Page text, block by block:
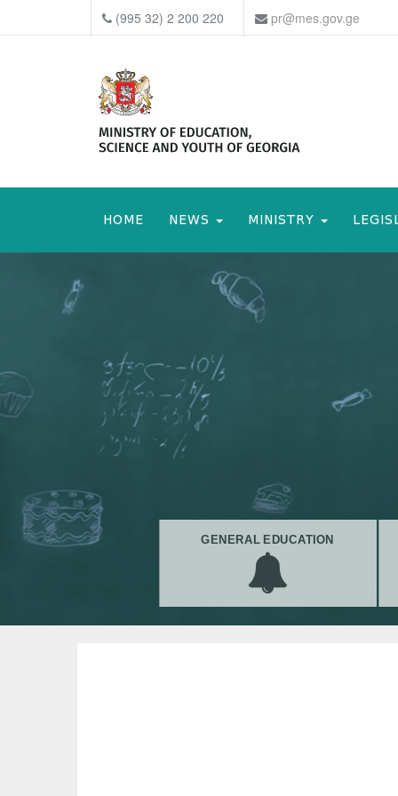
(995 32) 2 200 220 pr@mes.gov.ge
HOME NEWS MINISTRY
GENERAL EDUCATION